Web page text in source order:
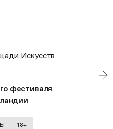
Искусств
фестиваля
18+